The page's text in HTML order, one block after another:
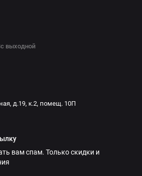
выходной
д.19, к.2, помещ. 10П
вам спам. Только скидки и